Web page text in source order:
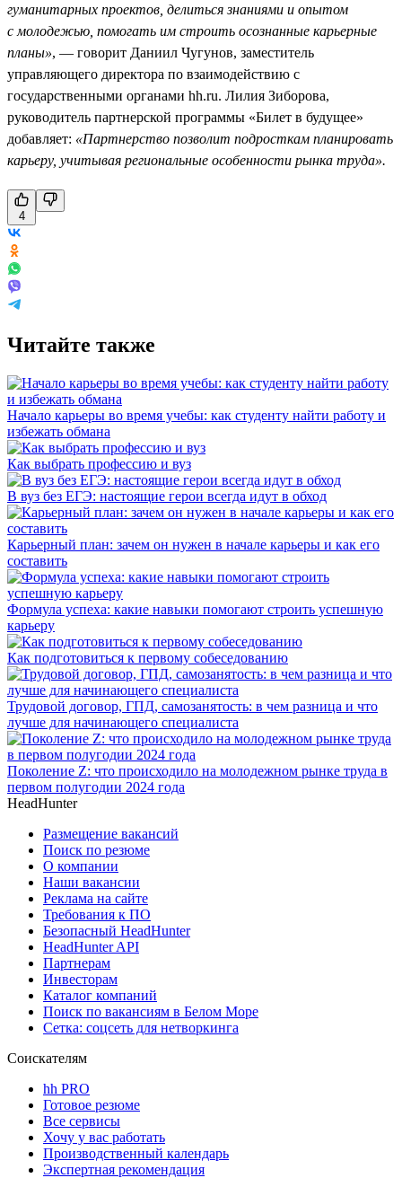
гуманитарных проектов, делиться знаниями и опытом
с молодежью, помогать им строить осознанные карьерные
планы», — говорит Даниил Чугунов, заместитель
управляющего директора по взаимодействию с
государственными органами hh.ru. Лилия Зиборова,
руководитель партнерской программы «Билет в будущее»
добавляет: «Партнерство позволит подросткам планировать
карьеру, учитывая региональные особенности рынка труда».
4
Читайте также
Начало карьеры во время учебы: как студенту найти работу и
избежать обмана
Как выбрать профессию и вуз
В вуз без ЕГЭ: настоящие герои всегда идут в обход
Карьерный план: зачем он нужен в начале карьеры и как его
составить
Формула успеха: какие навыки помогают строить успешную
карьеру
Как подготовиться к первому собеседованию
Трудовой договор, ГПД, самозанятость: в чем разница и что
лучше для начинающего специалиста
Поколение Z: что происходило на молодежном рынке труда в
первом полугодии 2024 года
HeadHunter
Размещение вакансий
Поиск по резюме
О компании
Наши вакансии
Реклама на сайте
Требования к ПО
Безопасный HeadHunter
HeadHunter API
Партнерам
Инвесторам
Каталог компаний
Поиск по вакансиям в Белом Море
Сетка: соцсеть для нетворкинга
Соискателям
hh PRO
Готовое резюме
Все сервисы
Хочу у вас работать
Производственный календарь
Экспертная рекомендация